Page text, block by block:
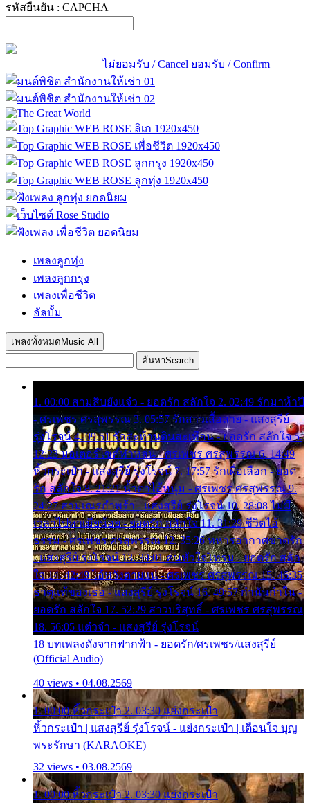
รหัสยืนยัน : CAPCHA
ไม่ยอมรับ / Cancel ยอมรับ / Confirm
เพลงลูกทุ่ง
เพลงลูกกรุง
เพลงเพื่อชีวิต
อัลบั้ม
เพลงทั้งหมด Music All
ค้นหาSearch
1. 00:00 สามสิบยังแจ๋ว - ยอดรัก สลักใจ 2. 02:49 รักมาห้าปี
- ศรเพชร ศรสุพรรณ 3. 05:57 รักสาวเสื้อลาย - แสงสุรีย์
รุ่งโรจน์ 4. 09:51 รักสะท้านดินสะเทือน - ยอดรัก สลักใจ 5.
12:23 มอเตอร์ไซค์ทำหล่น - ศรเพชร ศรสุพรรณ 6. 14:49
หิ้วกระเป๋า - แสงสุรีย์ รุ่งโรจน์ 7. 17:57 รักเผื่อเลือก - ยอด
รัก สลักใจ 8. 21:21 น้ำตาไอ้หนุ่ม - ศรเพชร ศรสุพรรณ 9.
24:27 สามเณรกำพร้า - แสงสุรีย์ รุ่งโรจน์ 10. 28:08 ไม่มี
เวลาไปหาเมียน้อย - ยอดรัก สลักใจ 11. 31:29 ชีวิตไอ้
ธรรม - ศรเพชร ศรสุพรรณ 12. 35:26 ทหารอากาศขาดรัก
- แสงสุรีย์ รุ่งโรจน์ 13. 39:01 คนหัวใจโทรม - ยอดรัก สลัก
ใจ 14. 42:49 ไอ้หวังตายแน่ - ศรเพชร ศรสุพรรณ 15. 46:35
ธาตุแท้ของเธอ - แสงสุรีย์ รุ่งโรจน์ 16. 49:57 กำนันกำใน -
ยอดรัก สลักใจ 17. 52:29 สาวบริสุทธิ์ - ศรเพชร ศรสุพรรณ
18. 56:05 แต๋วจ๋า - แสงสุรีย์ รุ่งโรจน์
18 บทเพลงดังจากฟากฟ้า - ยอดรัก/ศรเพชร/แสงสุรีย์
(Official Audio)
40 views • 04.08.2569
1. 00:00 หิ้วกระเป๋า 2. 03:30 แย่งกระเป๋า
หิ้วกระเป๋า | แสงสุรีย์ รุ่งโรจน์ - แย่งกระเป๋า | เตือนใจ บุญ
พระรักษา (KARAOKE)
32 views • 03.08.2569
1. 00:00 หิ้วกระเป๋า 2. 03:30 แย่งกระเป๋า